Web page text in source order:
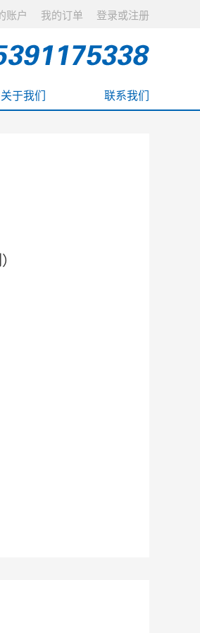
账户 我的订单 登录或注册
关于我们 联系我们